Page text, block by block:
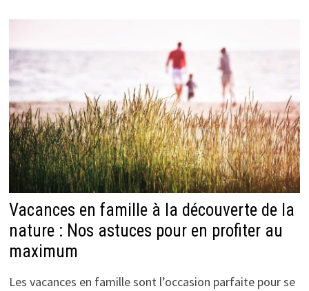
Vacances en famille à la découverte de la
nature : Nos astuces pour en profiter au
maximum
Les vacances en famille sont l’occasion parfaite pour se